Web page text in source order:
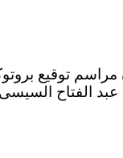
توقيع
الفتاح